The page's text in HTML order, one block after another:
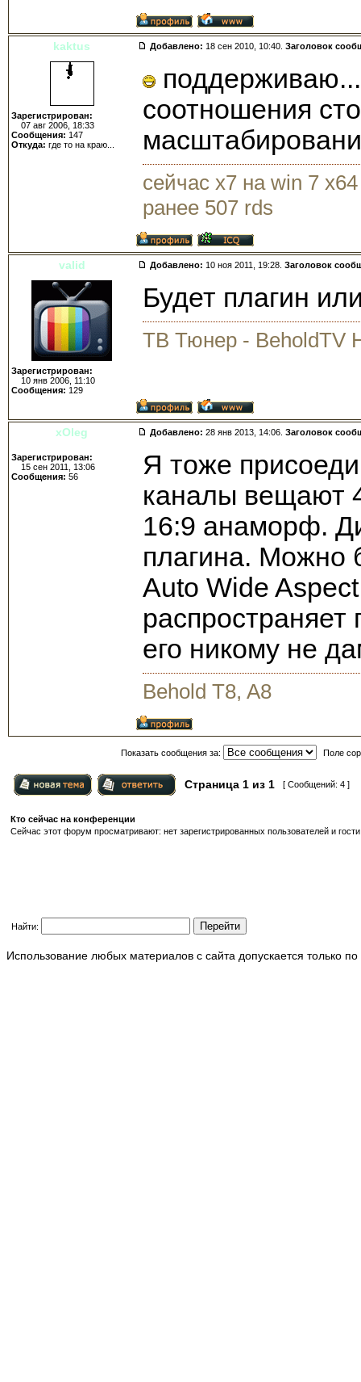
kaktus Добавлено: 18 сен 2010, 10:40. Заголовок
Зарегистрирован:
07 авг 2006, 18:33
Сообщения: 147
Откуда: где то на краю...
соотношения
сейчас x7 на win 7 x64
ранее 507 rds
valid Добавлено: 10 ноя 2011, 19:28. Заголовок
Зарегистрирован:
10 янв 2006, 11:10
Сообщения: 129
Будет плагин
ТВ Тюнер - BeholdTV
xOleg Добавлено: 28 янв 2013, 14:06. Заголовок
Зарегистрирован:
15 сен 2011, 13:06
Сообщения: 56
Я тоже
каналы вещают
16:9 анаморф.
плагина. Можно
Auto Wide
его никому не
Behold T8, A8
Показать сообщения за: Поле
Страница 1 из 1 [ Сообщений: 4 ]
Кто сейчас на конференции
Сейчас этот форум просматривают: нет зарегистрированных пользователей и
Найти:
Использование любых материалов с сайта допускается только